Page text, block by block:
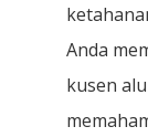
Anda
kusen